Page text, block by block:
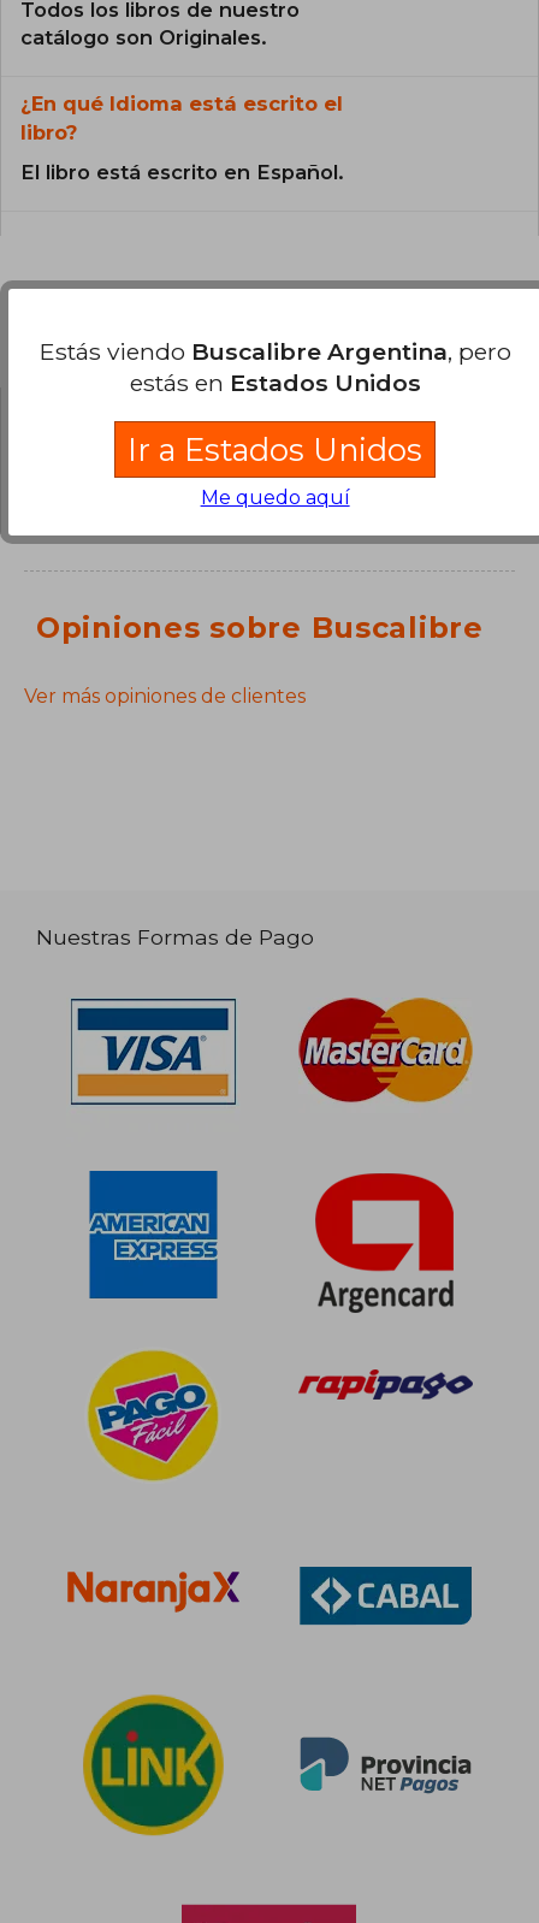
Todos los libros de nuestro
catálogo son Originales.
¿En qué Idioma está escrito el
libro?
El libro está escrito en Español.
Preguntas y respuestas sobre el libro
¿Tienes una pregunta sobre el libro?
para poder agregar tu propia pregunta.
Opiniones sobre Buscalibre
Ver más opiniones de clientes
Nuestras Formas de Pago
Estás viendo Buscalibre Argentina, pero
estás en Estados Unidos
Ir a Estados Unidos
Me quedo aquí